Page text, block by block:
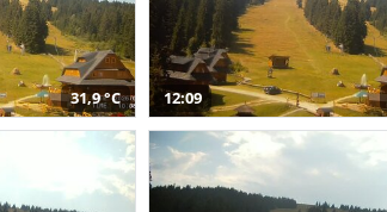
31,9 °C 12:09